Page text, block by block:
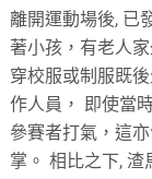
離開運動場後, 已
著小孩，有老人
穿校服或制服既
作人員， 即使當
參賽者打氣，這
掌。 相比之下,渣